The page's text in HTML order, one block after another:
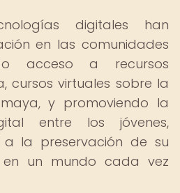
digitales han
en las comunidades
acceso a recursos
cursos virtuales sobre la
y promoviendo la
entre los jóvenes,
la preservación de su
un mundo cada vez